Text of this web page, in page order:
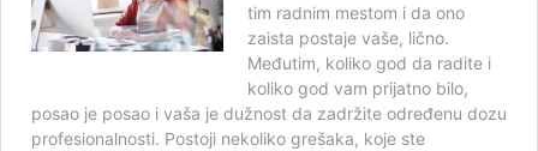
tim radnim mestom i da ono
zaista postaje vaše, lično.
Međutim, koliko god da radite i
koliko god vam prijatno bilo,
posao je posao i vaša je dužnost da zadržite određenu dozu
profesionalnosti. Postoji nekoliko grešaka, koje ste